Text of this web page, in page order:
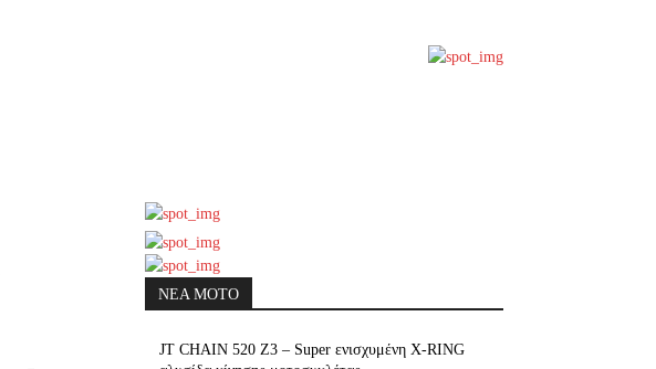
ΝΕΑ MOTO
JT CHAIN 520 Ζ3 – Super ενισχυμένη X-RING